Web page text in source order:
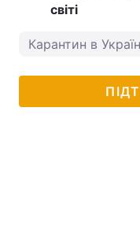
світі
Карантин в